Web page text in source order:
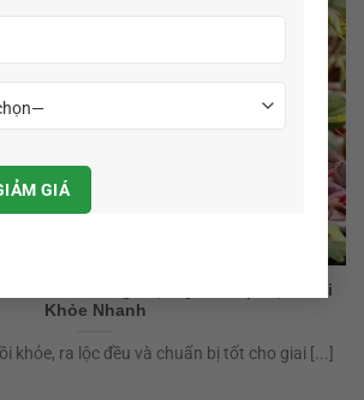
Hoa Hồng Hiệu Quả Giúp Bật Chồi
Khỏe Nhanh
khỏe, ra lộc đều và chuẩn bị tốt cho giai [...]